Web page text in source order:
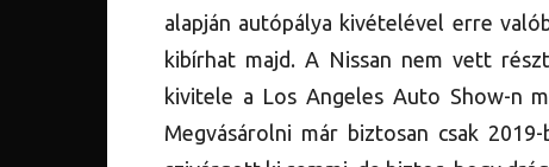
alapján autópálya kivételével erre
kibírhat majd. A Nissan nem vett
kivitele a Los Angeles Auto Show-n
Megvásárolni már biztosan csak